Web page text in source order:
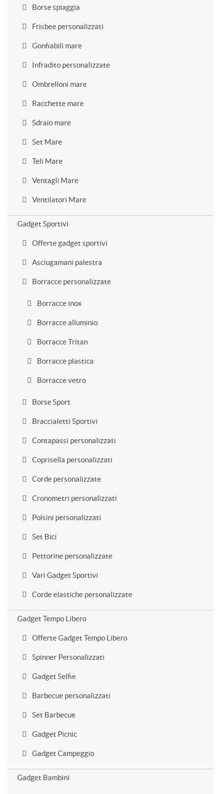
Borse spiaggia
Frisbee personalizzati
Gonfiabili mare
Infradito personalizzate
Ombrelloni mare
Racchette mare
Sdraio mare
Set Mare
Teli Mare
Ventagli Mare
Ventilatori Mare
Gadget Sportivi
Offerte gadget sportivi
Asciugamani palestra
Borracce personalizzate
Borracce inox
Borracce alluminio
Borracce Tritan
Borracce plastica
Borracce vetro
Borse Sport
Braccialetti Sportivi
Contapassi personalizzati
Coprisella personalizzati
Corde personalizzate
Cronometri personalizzati
Polsini personalizzati
Set Bici
Pettorine personalizzate
Vari Gadget Sportivi
Corde elastiche personalizzate
Gadget Tempo Libero
Offerte Gadget Tempo Libero
Spinner Personalizzati
Gadget Selfie
Barbecue personalizzati
Set Barbecue
Gadget Picnic
Gadget Campeggio
Gadget Bambini